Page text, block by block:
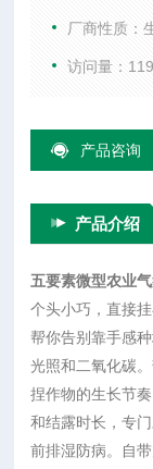
病"，提醒你提
线。外壳防水防
厂商性质：
访问量：119
产品咨询
产品介绍
五要素微型农业
个头小巧，直接
帮你告别靠手感
光照和二氧化碳
捏作物的生长节
和结露时长，专
前排湿防病。自